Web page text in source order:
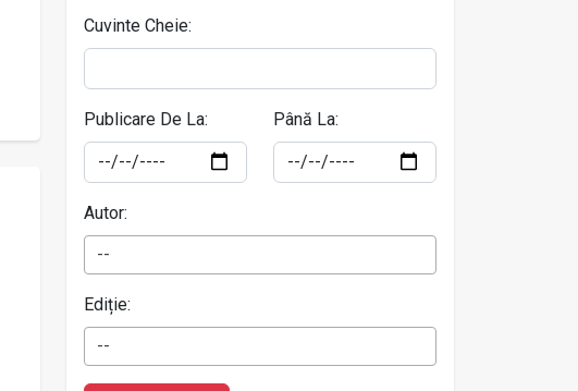
Cuvinte Cheie:
Publicare De La: Până La:
Autor:
--
Ediție:
--